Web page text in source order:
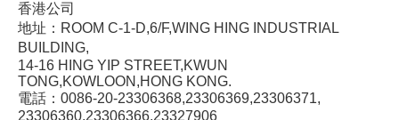
香港公司
地址：ROOM C-1-D,6/F,WING HING INDUSTRIAL
BUILDING,
14-16 HING YIP STREET,KWUN
TONG,KOWLOON,HONG KONG.
電話：0086-20-23306368,23306369,23306371,
23306360,23306366,23327906